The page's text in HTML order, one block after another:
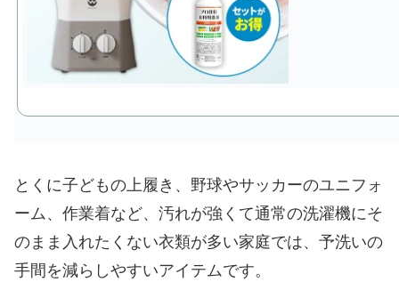
とくに子どもの上履き、野球やサッカーのユニフォ
ーム、作業着など、汚れが強くて通常の洗濯機にそ
のまま入れたくない衣類が多い家庭では、予洗いの
手間を減らしやすいアイテムです。